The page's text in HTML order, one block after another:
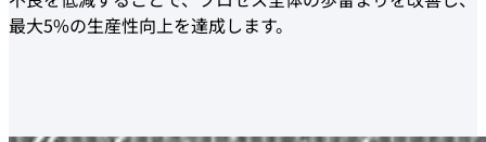
最大5%の生産性向上を達成します。